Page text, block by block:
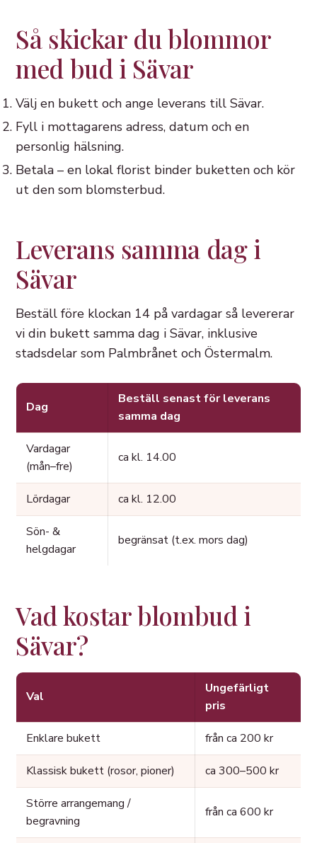
Så skickar du blommor
med bud i Sävar
Välj en bukett och ange leverans till Sävar.
Fyll i mottagarens adress, datum och en
personlig hälsning.
Betala – en lokal florist binder buketten och kör
ut den som blomsterbud.
Leverans samma dag i
Sävar
Beställ före klockan 14 på vardagar så levererar
vi din bukett samma dag i Sävar, inklusive
stadsdelar som Palmbrånet och Östermalm.
Dag
Beställ senast för leverans
samma dag
Vardagar
(mån–fre)
ca kl. 14.00
Lördagar ca kl. 12.00
Sön- &
helgdagar
begränsat (t.ex. mors dag)
Vad kostar blombud i
Sävar?
Val
Ungefärligt
pris
Enklare bukett från ca 200 kr
Klassisk bukett (rosor, pioner) ca 300–500 kr
Större arrangemang /
begravning
från ca 600 kr